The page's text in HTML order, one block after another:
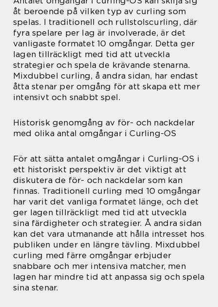
åt beroende på vilken typ av curling som
spelas. I traditionell och rullstolscurling, där
fyra spelare per lag är involverade, är det
vanligaste formatet 10 omgångar. Detta ger
lagen tillräckligt med tid att utveckla
strategier och spela de krävande stenarna.
Mixdubbel curling, å andra sidan, har endast
åtta stenar per omgång för att skapa ett mer
intensivt och snabbt spel.
Historisk genomgång av för- och nackdelar
med olika antal omgångar i Curling-OS
För att sätta antalet omgångar i Curling-OS i
ett historiskt perspektiv är det viktigt att
diskutera de för- och nackdelar som kan
finnas. Traditionell curling med 10 omgångar
har varit det vanliga formatet länge, och det
ger lagen tillräckligt med tid att utveckla
sina färdigheter och strategier. Å andra sidan
kan det vara utmanande att hålla intresset hos
publiken under en längre tävling. Mixdubbel
curling med färre omgångar erbjuder
snabbare och mer intensiva matcher, men
lagen har mindre tid att anpassa sig och spela
sina stenar.